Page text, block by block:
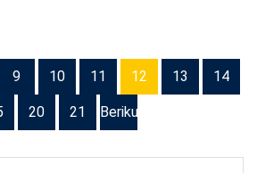
9 10 11 12 13 14
20 21 Berikutnya